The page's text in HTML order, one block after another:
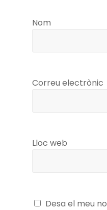
Nom
Correu electrònic
Lloc web
Desa el meu